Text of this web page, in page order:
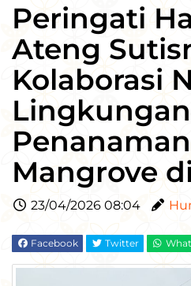
Peringati
Ateng
Kolaborasi
Mangrove
23/04/2026 08:04
Facebook Twitter